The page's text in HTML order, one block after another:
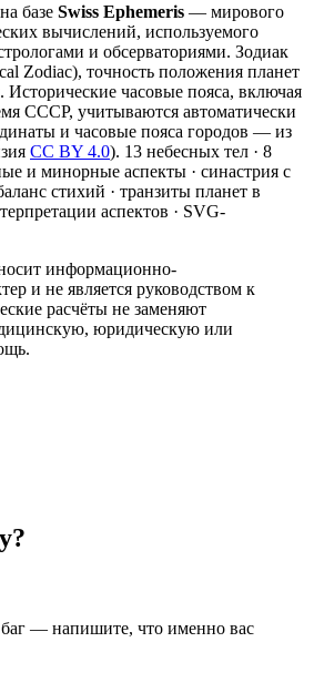
базе Swiss Ephemeris — мирового
вычислений, используемого
и обсерваториями. Зодиак
Zodiac), точность положения планет
часовые пояса, включая
СССР, учитываются автоматически
и часовые пояса городов — из
CC BY 4.0). 13 небесных тел · 8
и минорные аспекты · синастрия с
стихий · транзиты планет в
аспектов · SVG-
информационно-
и не является руководством к
расчёты не заменяют
юридическую или
баг — напишите, что именно вас